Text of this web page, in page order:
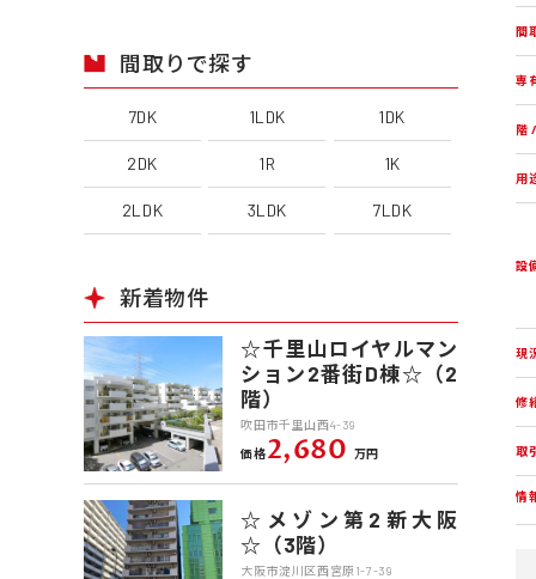
間取りで探す
7DK 1LDK 1DK
2DK 1R 1K
2LDK 3LDK 7LDK
新着物件
☆千里山ロイヤルマン
ション2番街D棟☆（2
階）
吹田市千里山西4-39
価格2,680 万円
☆メゾン第2新大阪
☆（3階）
大阪市淀川区西宮原1-7-39
間
専
階
用
設
現
修
取
情